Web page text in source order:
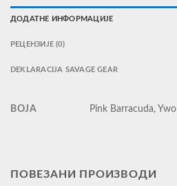
ДОДАТНЕ ИНФОРМАЦИЈЕ
РЕЦЕНЗИЈЕ (0)
DEKLARACIJA SAVAGE GEAR
BOJA Pink Barracuda, Ywo
ПОВЕЗАНИ ПРОИЗВОДИ